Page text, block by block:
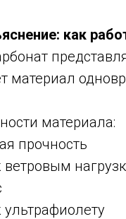
как
материал
материала:
прочность
ветровым
ультрафиолету